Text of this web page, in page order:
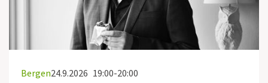
Bergen24.9.2026 19:00-20:00